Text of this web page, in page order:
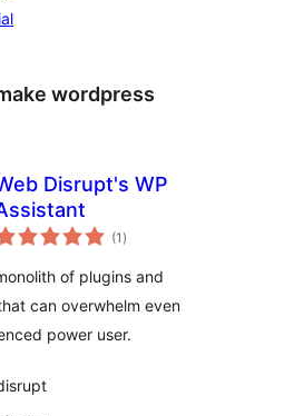
wordpress
Disrupt's WP
(1 টা
মুঠ)
of plugins and
can overwhelm even
power user.